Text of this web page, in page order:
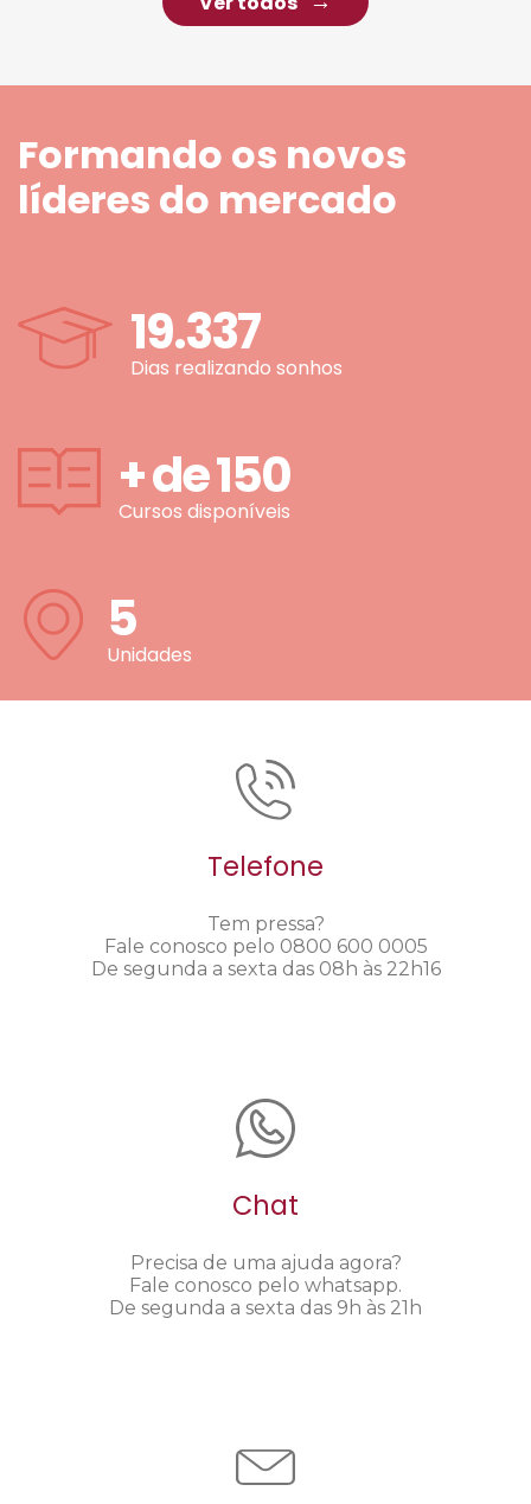
Formando os novos
líderes do mercado
19.337
Dias realizando sonhos
+ de150
Cursos disponíveis
5
Unidades
Telefone
Tem pressa?
Fale conosco pelo 0800 600 0005
De segunda a sexta das 08h às 22h16
Chat
Precisa de uma ajuda agora?
Fale conosco pelo whatsapp.
De segunda a sexta das 9h às 21h